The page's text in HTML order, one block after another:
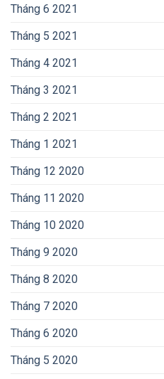
Tháng 6 2021
Tháng 5 2021
Tháng 4 2021
Tháng 3 2021
Tháng 2 2021
Tháng 1 2021
Tháng 12 2020
Tháng 11 2020
Tháng 10 2020
Tháng 9 2020
Tháng 8 2020
Tháng 7 2020
Tháng 6 2020
Tháng 5 2020